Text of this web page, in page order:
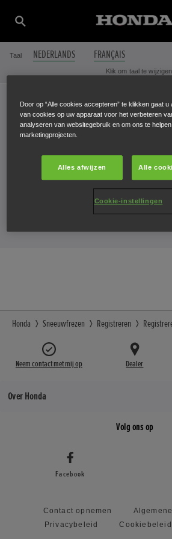
Taal NEDERLANDS FRANÇAIS
Klik om taal te wijzigen
BEDANKT
We nemen spoedig
Honda Sneeuwfrezen Registreren
Neem contact met mij op Dealer
Over Honda
Volg ons op
Facebook
Contact opnemen
Privacybeleid
Cookiebeleid
Door op “Alle cookies accepteren” te klikken gaat
van cookies op uw apparaat voor het verbeteren
analyseren van websitegebruik en om ons te
marketingprojecten.
Alles afwijzen Alle
Cookie-instellingen